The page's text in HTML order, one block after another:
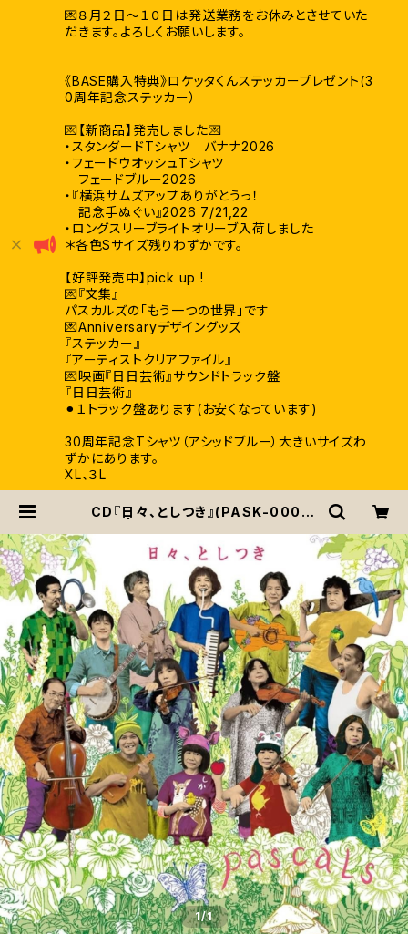
💌８月２日〜１０日は発送業務をお休みとさせていた
だきます。よろしくお願いします。
《BASE購入特典》ロケッタくんステッカープレゼント(3
0周年記念ステッカー）
💌【新商品】発売しました💌
・スタンダードTシャツ バナナ2026
・フェードウオッシュTシャツ
フェードブルー2026
・『横浜サムズアップありがとうっ！
記念手ぬぐい』2026 7/21,22
・ロングスリーブライトオリーブ入荷しました
＊各色Sサイズ残りわずかです。
【好評発売中】pick up !
💌『文集』
パスカルズの「もう一つの世界」です
💌Anniversaryデザイングッズ
『ステッカー』
『アーティストクリアファイル』
💌映画『日日芸術』サウンドトラック盤
『日日芸術』
⚫︎１トラック盤あります(お安くなっています)
30周年記念Tシャツ（アシッドブルー）大きいサイズわ
ずかにあります。
XL、３L
CD『日々、としつき』(PASK-0008)
1/1